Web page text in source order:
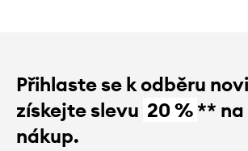
Přihlaste se k odběru
získejte slevu 20 %** na
nákup.